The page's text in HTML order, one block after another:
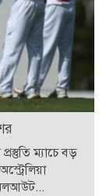
ম্যাচে বড়
অলআউট...